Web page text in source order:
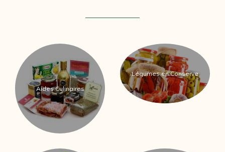
Aides Culinaires
Légumes en Conserve